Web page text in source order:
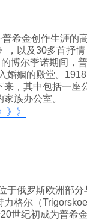
希金创作生涯的
，以及30多首抒情
博尔季诺期间，
婚姻的殿堂。1918
来，其中包括一座
族办公室。
》》
于俄罗斯欧洲部分
力格尔（Trigorskoe
世纪初成为普希